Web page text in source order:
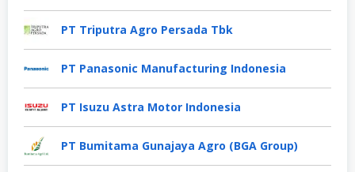
PT Triputra Agro Persada Tbk
PT Panasonic Manufacturing Indonesia
PT Isuzu Astra Motor Indonesia
PT Bumitama Gunajaya Agro (BGA Group)